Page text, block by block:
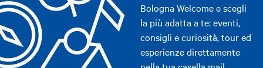
Bologna Welcome e scegli
la più adatta a te: eventi,
consigli e curiosità, tour ed
esperienze direttamente